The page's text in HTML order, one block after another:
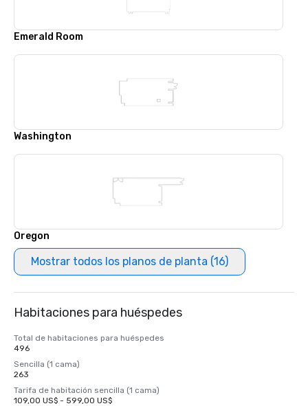
Emerald Room
Washington
Oregon
Mostrar todos los planos de planta (16)
Habitaciones para huéspedes
Total de habitaciones para huéspedes
496
Sencilla (1 cama)
263
Tarifa de habitación sencilla (1 cama)
109,00 US$ - 599,00 US$